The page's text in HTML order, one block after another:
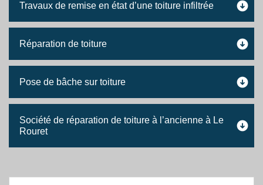
Travaux de remise en état d’une toiture infiltrée
Réparation de toiture
Pose de bâche sur toiture
Société de réparation de toiture à l’ancienne à Le
Rouret